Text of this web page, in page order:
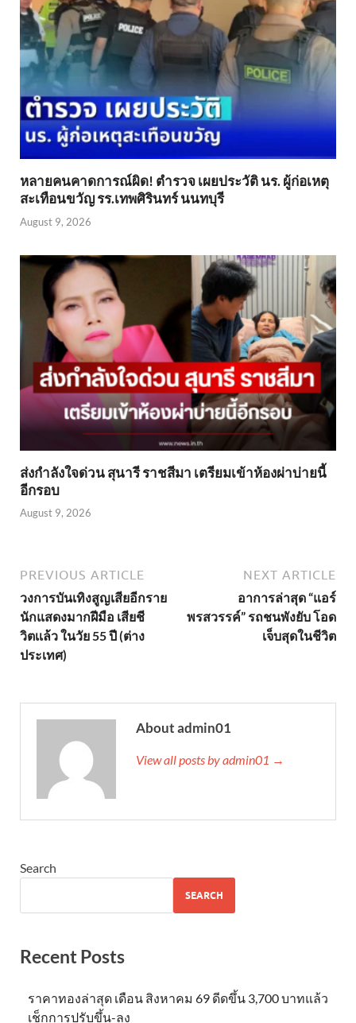
หลายคนคาดการณ์ผิด! ตำรวจ เผยประวัติ นร. ผู้ก่อเหตุ
สะเทือนขวัญ รร.เทพศิรินทร์ นนทบุรี
August 9, 2026
ส่งกำลังใจด่วน สุนารี ราชสีมา เตรียมเข้าห้องผ่าบ่ายนี้
อีกรอบ
August 9, 2026
PREVIOUS ARTICLE
วงการบันเทิงสูญเสียอีกราย
นักแสดงมากฝีมือ เสียชี
วิตเเล้ว ในวัย 55 ปี (ต่าง
ประเทศ)
NEXT ARTICLE
อาการล่าสุด “แอร์
พรสวรรค์” รถชนพังยับ โอด
เจ็บสุดในชีวิต
About admin01
View all posts by admin01 →
Search
SEARCH
Recent Posts
ราคาทองล่าสุด เดือน สิงหาคม 69 ดีดขึ้น 3,700 บาทแล้ว
เช็กการปรับขึ้น-ลง